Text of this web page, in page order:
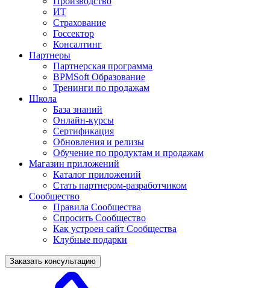
ИТ
Страхование
Госсектор
Консалтинг
Партнеры
Партнерская программа
BPMSoft Образование
Тренинги по продажам
Школа
База знаний
Онлайн-курсы
Сертификация
Обновления и релизы
Обучение по продуктам и продажам
Магазин приложений
Каталог приложений
Стать партнером-разработчиком
Сообщество
Правила Сообщества
Спросить Сообщество
Как устроен сайт Сообщества
Клубные подарки
Заказать консультацию